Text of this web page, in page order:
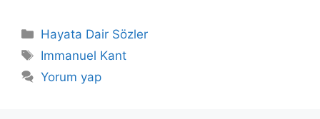
Kategoriler
Hayata Dair Sözler
Etiketler
Immanuel Kant
Yorum yap